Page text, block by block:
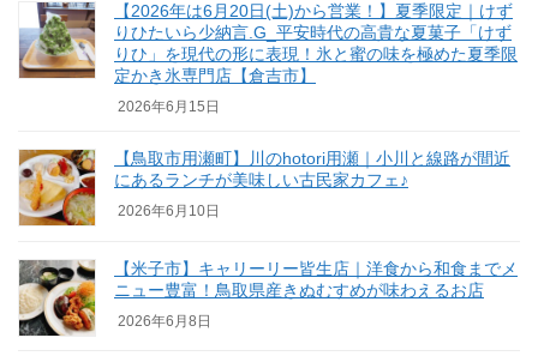
【2026年は6月20日(土)から営業！】夏季限定｜けず
りひたいら少納言.G_平安時代の高貴な夏菓子「けず
りひ」を現代の形に表現！氷と蜜の味を極めた夏季限
定かき氷専門店【倉吉市】
2026年6月15日
【鳥取市用瀬町】川のhotori用瀬｜小川と線路が間近
にあるランチが美味しい古民家カフェ♪
2026年6月10日
【米子市】キャリーリー皆生店｜洋食から和食までメ
ニュー豊富！鳥取県産きぬむすめが味わえるお店
2026年6月8日